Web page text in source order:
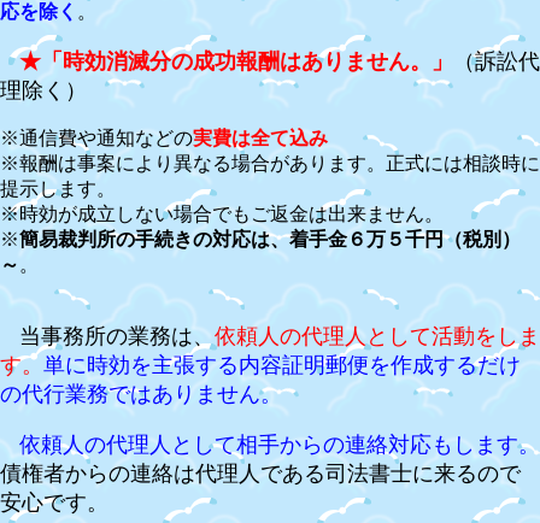
応を除く 。
★「時効消滅分の成功報酬はありません。」
（訴訟代
理除く）
※通信費や通知などの実費は全て込み
※報酬は事案により異なる場合があります。正式には相談時に
提示します。
※時効が成立しない場合でもご返金は出来ません。
※簡易裁判所の手続きの対応は、着手金６万５千円（税別）
～ 。
当事務所の業務は、 依頼人の代理人として活動をしま
す。 単に時効を主張する内容証明郵便を作成するだけ
の代行業務ではありません。
依頼人の代理人として相手からの連絡対応もします。
債権者からの連絡は代理人である司法書士に来るので
安心です。